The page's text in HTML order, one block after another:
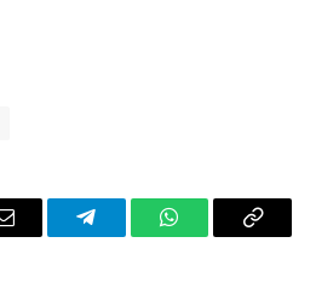
Email TelegramWhatsAppCopy